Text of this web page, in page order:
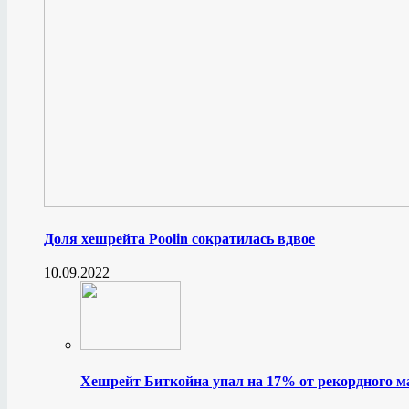
Доля хешрейта Poolin сократилась вдвое
10.09.2022
Хешрейт Биткойна упал на 17% от рекордного